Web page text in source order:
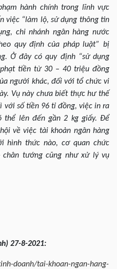
hành chính trong lĩnh vực
việc “làm lộ, sử dụng thông tin
chi nhánh ngân hàng nước
quy định của pháp luật” bị
Ở đây có quy định “sử dụng
tiền từ 30 – 40 triệu đồng
người khác, đối với tổ chức vi
Vụ này chưa biết thực hư thế
với số tiền 96 tỉ đồng, việc in ra
thể lên đến gần 2 kg giấy. Để
về việc tài khoản ngân hàng
hình thức nào, cơ quan chức
tướng cũng như xử lý vụ
27-8-2021:
doanh/tai-khoan-ngan-hang-